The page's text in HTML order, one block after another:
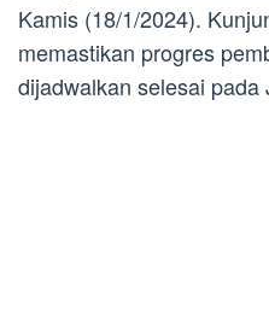
Kamis (18/1/2024).
memastikan progres
dijadwalkan selesai pada